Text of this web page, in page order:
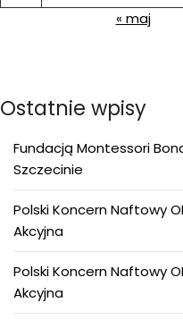
« maj
Ostatnie wpisy
Fundacją Montessori
Szczecinie
Polski Koncern Naftowy
Akcyjna
Polski Koncern Naftowy
Akcyjna